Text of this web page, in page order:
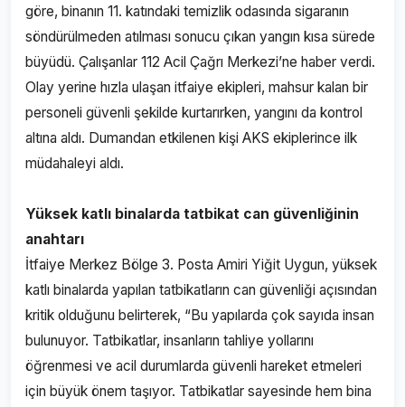
göre, binanın 11. katındaki temizlik odasında sigaranın
söndürülmeden atılması sonucu çıkan yangın kısa sürede
büyüdü. Çalışanlar 112 Acil Çağrı Merkezi’ne haber verdi.
Olay yerine hızla ulaşan itfaiye ekipleri, mahsur kalan bir
personeli güvenli şekilde kurtarırken, yangını da kontrol
altına aldı. Dumandan etkilenen kişi AKS ekiplerince ilk
müdahaleyi aldı.
Yüksek katlı binalarda tatbikat can güvenliğinin
anahtarı
İtfaiye Merkez Bölge 3. Posta Amiri Yiğit Uygun, yüksek
katlı binalarda yapılan tatbikatların can güvenliği açısından
kritik olduğunu belirterek, “Bu yapılarda çok sayıda insan
bulunuyor. Tatbikatlar, insanların tahliye yollarını
öğrenmesi ve acil durumlarda güvenli hareket etmeleri
için büyük önem taşıyor. Tatbikatlar sayesinde hem bina